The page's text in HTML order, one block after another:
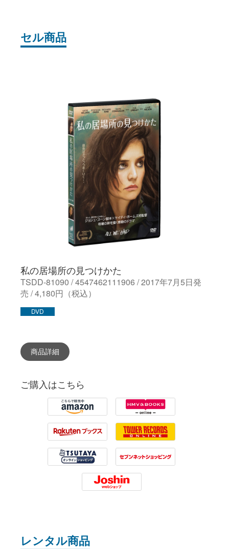
セル商品
私の居場所の見つけかた
TSDD-81090 / 4547462111906 / 2017年7月5日発
売 / 4,180円（税込）
DVD
商品詳細
ご購入はこちら
Amazon HMV
Rakuten Tower Records
Tsutaya 7net
Joshin
レンタル商品